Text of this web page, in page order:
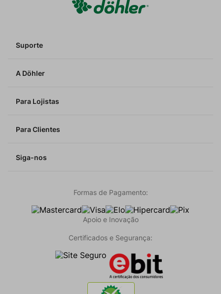
Suporte
A Döhler
Para Lojistas
Para Clientes
Siga-nos
Formas de Pagamento:
Apoio e Inovação
Certificados e Segurança: